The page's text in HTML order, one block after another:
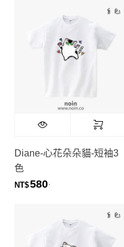
Diane-心花朵朵貓-短袖3
色
NT$580